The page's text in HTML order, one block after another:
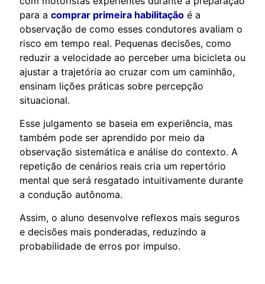
para a comprar primeira habilitação é a
observação de como esses condutores avaliam o
risco em tempo real. Pequenas decisões, como
reduzir a velocidade ao perceber uma bicicleta ou
ajustar a trajetória ao cruzar com um caminhão,
ensinam lições práticas sobre percepção
situacional.
Esse julgamento se baseia em experiência, mas
também pode ser aprendido por meio da
observação sistemática e análise do contexto. A
repetição de cenários reais cria um repertório
mental que será resgatado intuitivamente durante
a condução autônoma.
Assim, o aluno desenvolve reflexos mais seguros
e decisões mais ponderadas, reduzindo a
probabilidade de erros por impulso.